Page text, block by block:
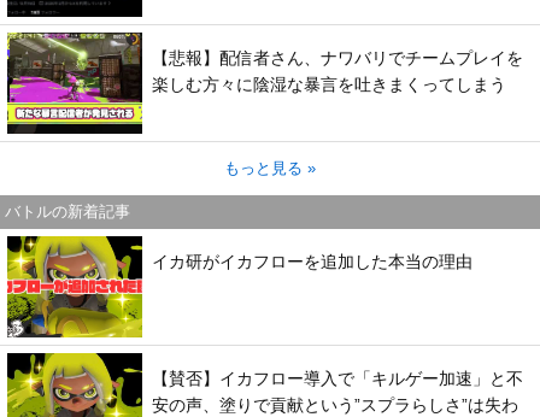
【悲報】配信者さん、ナワバリでチームプレイを
楽しむ方々に陰湿な暴言を吐きまくってしまう
もっと見る »
バトルの新着記事
イカ研がイカフローを追加した本当の理由
【賛否】イカフロー導入で「キルゲー加速」と不
安の声、塗りで貢献という”スプラらしさ”は失わ